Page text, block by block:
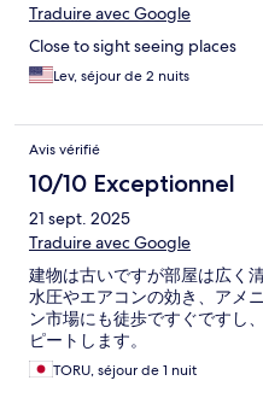
Traduire avec Google
Close to sight seeing places
Lev, séjour de 2 nuits
Avis vérifié
10/10 Exceptionnel
21 sept. 2025
Traduire avec Google
建物は古いですが部屋は広く
水圧やエアコンの効き、アメ
ン市場にも徒歩ですぐですし
ピートします。
TORU, séjour de 1 nuit